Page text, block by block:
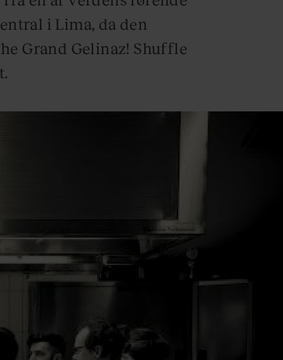
i Lima, da den
Grand Gelinaz! Shuffle